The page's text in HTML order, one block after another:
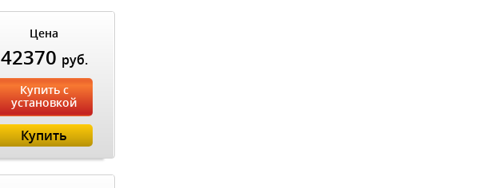
Цена
42370 руб.
Купить с
установкой
Купить